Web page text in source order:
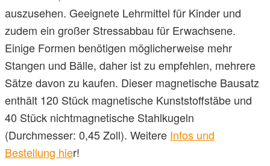
auszusehen. Geeignete Lehrmittel für Kinder und
zudem ein großer Stressabbau für Erwachsene.
Einige Formen benötigen möglicherweise mehr
Stangen und Bälle, daher ist zu empfehlen, mehrere
Sätze davon zu kaufen. Dieser magnetische Bausatz
enthält 120 Stück magnetische Kunststoffstäbe und
40 Stück nichtmagnetische Stahlkugeln
(Durchmesser: 0,45 Zoll). Weitere Infos und
Bestellung hier!